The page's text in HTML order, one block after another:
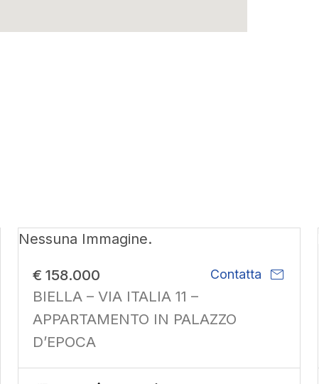
Nessuna Immagine.
€ 158.000 Contatta mail
BIELLA – VIA ITALIA 11 –
APPARTAMENTO IN PALAZZO
D’EPOCA